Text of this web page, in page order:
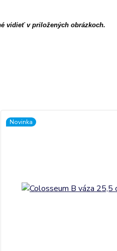
vidieť v priložených obrázkoch.
Novinka